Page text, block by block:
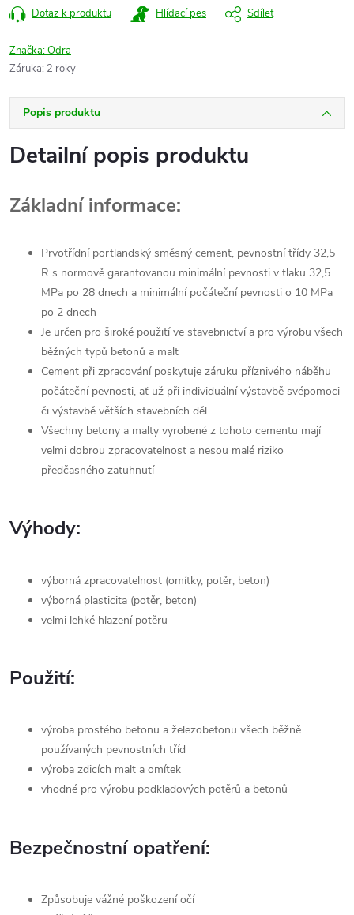
Dotaz k produktu Hlídací pes Sdílet
Značka:Odra
Záruka: 2 roky
Popis produktu
Detailní popis produktu
Základní informace:
Prvotřídní portlandský směsný cement, pevnostní třídy 32,5
R s normově garantovanou minimální pevnosti v tlaku 32,5
MPa po 28 dnech a minimální počáteční pevnosti o 10 MPa
po 2 dnech
Je určen pro široké použití ve stavebnictví a pro výrobu všech
běžných typů betonů a malt
Cement při zpracování poskytuje záruku příznivého náběhu
počáteční pevnosti, ať už při individuální výstavbě svépomoci
či výstavbě větších stavebních děl
Všechny betony a malty vyrobené z tohoto cementu mají
velmi dobrou zpracovatelnost a nesou malé riziko
předčasného zatuhnutí
Výhody:
výborná zpracovatelnost (omítky, potěr, beton)
výborná plasticita (potěr, beton)
velmi lehké hlazení potěru
Použití:
výroba prostého betonu a železobetonu všech běžně
používaných pevnostních tříd
výroba zdicích malt a omítek
vhodné pro výrobu podkladových potěrů a betonů
Bezpečnostní opatření:
Způsobuje vážné poškození očí